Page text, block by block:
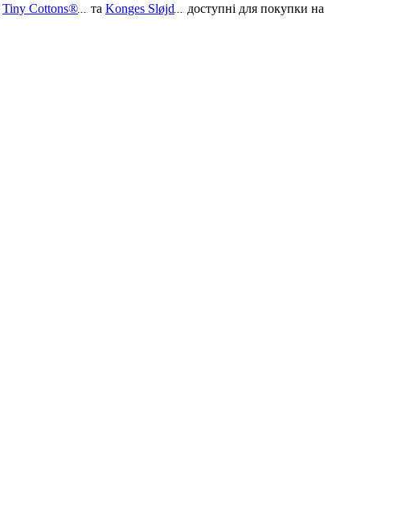
Tiny Cottons® та Konges Sløjd
доступні для покупки на